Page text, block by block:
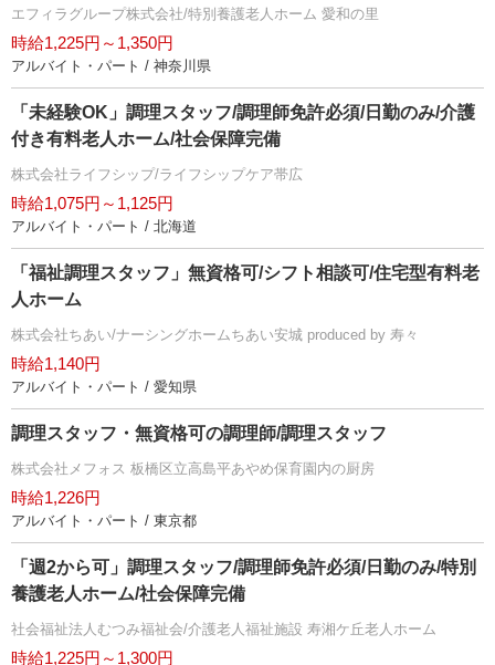
エフィラグループ株式会社/特別養護老人ホーム 愛和の里
時給1,225円～1,350円
アルバイト・パート / 神奈川県
「未経験OK」調理スタッフ/調理師免許必須/日勤のみ/介護
付き有料老人ホーム/社会保障完備
株式会社ライフシップ/ライフシップケア帯広
時給1,075円～1,125円
アルバイト・パート / 北海道
「福祉調理スタッフ」無資格可/シフト相談可/住宅型有料老
人ホーム
株式会社ちあい/ナーシングホームちあい安城 produced by 寿々
時給1,140円
アルバイト・パート / 愛知県
調理スタッフ・無資格可の調理師/調理スタッフ
株式会社メフォス 板橋区立高島平あやめ保育園内の厨房
時給1,226円
アルバイト・パート / 東京都
「週2から可」調理スタッフ/調理師免許必須/日勤のみ/特別
養護老人ホーム/社会保障完備
社会福祉法人むつみ福祉会/介護老人福祉施設 寿湘ケ丘老人ホーム
時給1,225円～1,300円